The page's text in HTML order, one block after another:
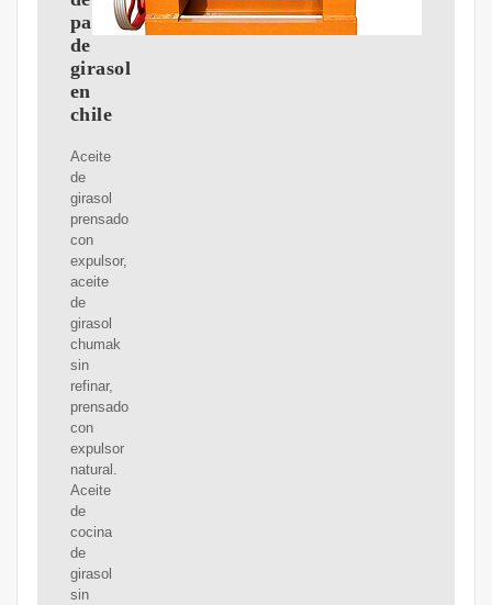
palma
de
girasol
en
chile
Aceite
de
girasol
prensado
con
expulsor,
aceite
de
girasol
chumak
sin
refinar,
prensado
con
expulsor
natural.
Aceite
de
cocina
de
girasol
sin